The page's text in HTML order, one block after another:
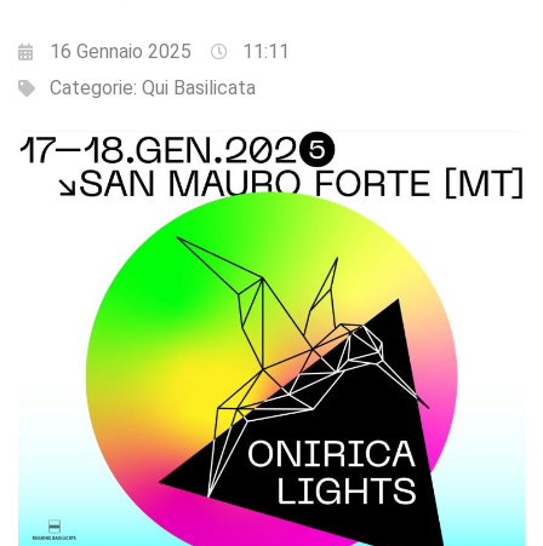
16 Gennaio 2025
11:11
Categorie: Qui Basilicata